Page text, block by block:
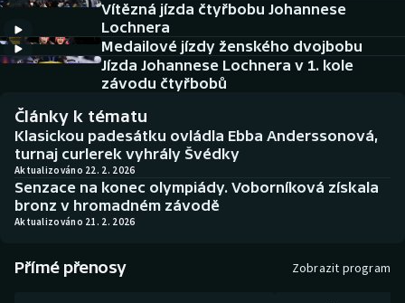
Americký fotbal
Baseball a softbal
Biatlon
Boby a skeleton
Curling
NEPŘEHLÉDNĚTE
Soutěže
Aplikace ČT sport
AZ kvíz
Vítězná jízda čtyřbobu Johannese
Lochnera
Medailové jízdy ženského dvojbobu
Jízda Johannese Lochnera v 1. kole
závodu čtyřbobů
Články k tématu
Klasickou padesátku ovládla Ebba Anderssonová,
turnaj curlerek vyhrály Švédky
Aktualizováno 22. 2. 2026
Senzace na konec olympiády. Voborníková získala
bronz v hromadném závodě
Aktualizováno 21. 2. 2026
Přímé přenosy Zobrazit program